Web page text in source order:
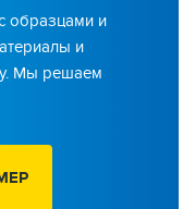
образцами и
и
Мы решаем